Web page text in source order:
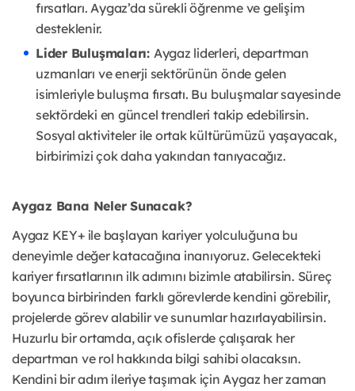
fırsatları. Aygaz’da sürekli öğrenme ve gelişim
desteklenir.
Lider Buluşmaları: Aygaz liderleri, departman
uzmanları ve enerji sektörünün önde gelen
isimleriyle buluşma fırsatı. Bu buluşmalar sayesinde
sektördeki en güncel trendleri takip edebilirsin.
Sosyal aktiviteler ile ortak kültürümüzü yaşayacak,
birbirimizi çok daha yakından tanıyacağız.
Aygaz Bana Neler Sunacak?
Aygaz KEY+ ile başlayan kariyer yolculuğuna bu
deneyimle değer katacağına inanıyoruz. Gelecekteki
kariyer fırsatlarının ilk adımını bizimle atabilirsin. Süreç
boyunca birbirinden farklı görevlerde kendini görebilir,
projelerde görev alabilir ve sunumlar hazırlayabilirsin.
Huzurlu bir ortamda, açık ofislerde çalışarak her
departman ve rol hakkında bilgi sahibi olacaksın.
Kendini bir adım ileriye taşımak için Aygaz her zaman